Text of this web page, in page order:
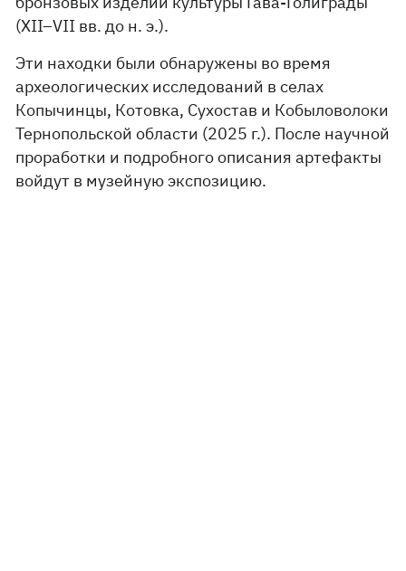
(XII–VII вв. до н. э.).
Эти находки были обнаружены во время
археологических исследований в селах
Копычинцы, Котовка, Сухостав и Кобыловолоки
Тернопольской области (2025 г.). После научной
проработки и подробного описания артефакты
войдут в музейную экспозицию.